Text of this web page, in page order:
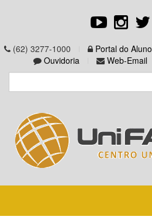
(62) 3277-1000 Portal do Aluno
Ouvidoria
Web-Email